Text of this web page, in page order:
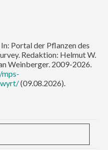
Portal der Pflanzen des
Redaktion: Helmut W.
Weinberger. 2009-2026.
(09.08.2026).